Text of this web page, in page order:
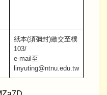
紙本(須彌封)繳交至樸
103/
e-mail至
linyuting@ntnu.edu.tw